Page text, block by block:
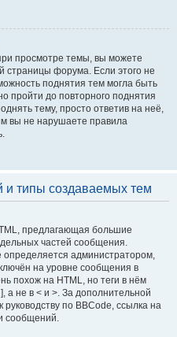
просмотре темы, вы можете
страницы форума. Если этого не
поднятия тем могла быть
пройти до повторного поднятия
тему, просто ответив на неё,
вы не нарушаете правила
типы создаваемых тем
предлагающая большие
частей сообщения.
определяется администратором,
на уровне сообщения в
похож на HTML, но теги в нём
а не в < и >. За дополнительной
по BBCode, ссылка на
сообщений.